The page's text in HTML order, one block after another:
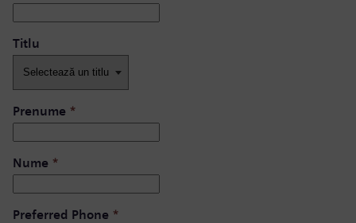
Titlu
Prenume *
Nume *
Preferred Phone *